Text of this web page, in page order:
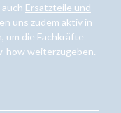
Ersatzteile und
uns zudem aktiv in
um die Fachkräfte
how weiterzugeben.